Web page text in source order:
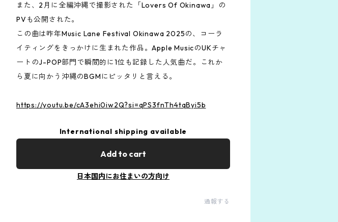
また、2月に全編沖縄で撮影された「Lovers Of Okinawa」の
PVも公開された。
この曲は昨年Music Lane Festival Okinawa 2025の、コーラ
イティングをきっかけに生まれた作品。Apple MusicのUKチャ
ートのJ-POP部門で瞬間的に1位も記録した人気曲だ。これか
ら夏に向かう沖縄のBGMにピッタリと言える。
https://youtu.be/cA3ehi0iw2Q?si=qPS3fnTh4tqByi5b
International shipping available
Add to cart
日本国内にお住まいの方向け
通報する